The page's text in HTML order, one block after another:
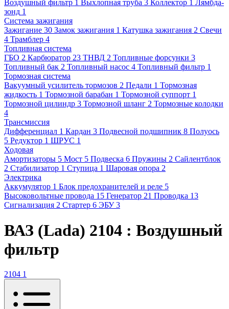
Воздушный фильтр 1 Выхлопная труба 3 Коллектор 1 Лямбда-
зонд 1
Система зажигания
Зажигание 30 Замок зажигания 1 Катушка зажигания 2 Свечи
4 Трамблер 4
Топливная система
ГБО 2 Карбюратор 23 ТНВД 2 Топливные форсунки 3
Топливный бак 2 Топливный насос 4 Топливный фильтр 1
Тормозная система
Вакуумный усилитель тормозов 2 Педали 1 Тормозная
жидкость 1 Тормозной барабан 1 Тормозной суппорт 1
Тормозной цилиндр 3 Тормозной шланг 2 Тормозные колодки
4
Трансмиссия
Дифференциал 1 Кардан 3 Подвесной подшипник 8 Полуось
5 Редуктор 1 ШРУС 1
Ходовая
Амортизаторы 5 Мост 5 Подвеска 6 Пружины 2 Сайлентблок
2 Стабилизатор 1 Ступица 1 Шаровая опора 2
Электрика
Аккумулятор 1 Блок предохранителей и реле 5
Высоковольтные провода 15 Генератор 21 Проводка 13
Сигнализация 2 Стартер 6 ЭБУ 3
ВАЗ (Lada) 2104 : Воздушный
фильтр
2104 1